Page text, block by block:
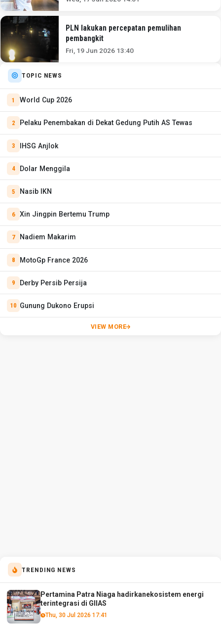
PLN lakukan percepatan pemulihan
pembangkit
Fri, 19 Jun 2026 13:40
TOPIC NEWS
World Cup 2026
Pelaku Penembakan di Dekat Gedung Putih AS Tewas
IHSG Anjlok
Dolar Menggila
Nasib IKN
Xin Jingpin Bertemu Trump
Nadiem Makarim
MotoGp France 2026
Derby Persib Persija
Gunung Dukono Erupsi
VIEW MORE
TRENDING NEWS
Pertamina Patra Niaga hadirkanekosistem energi
terintegrasi di GIIAS
Thu, 30 Jul 2026 17:41